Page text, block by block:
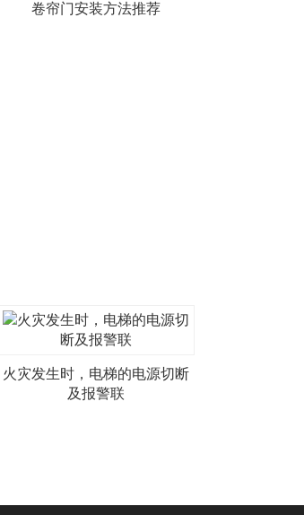
卷帘门安装方法推荐
火灾发生时，电梯的电源切断
及报警联